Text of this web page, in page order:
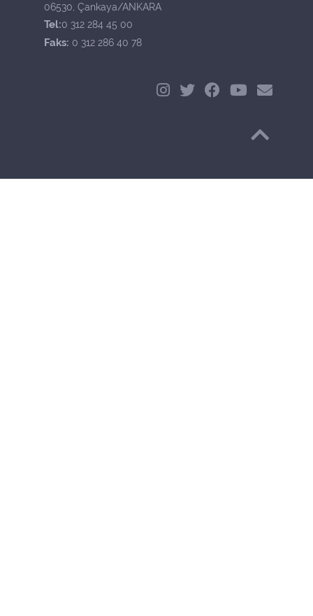
06530, Çankaya/ANKARA
Tel:0 312 284 45 00
Faks: 0 312 286 40 78